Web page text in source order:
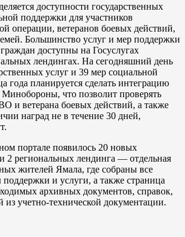
доступности государственных
поддержки для участников
операции, ветеранов боевых действий,
Большинство услуг и мер поддержки
доступны на Госуслугах
лендингах. На сегодняшний день
услуг и 39 мер социальной
года планируется сделать интеграцию
что позволит проверять
и ветерана боевых действий, а также
наград не в течение 30 дней,
портале появилось 20 новых
2 региональных лендинга — отдельная
жителей Ямала, где собраны все
и услуги, а также страница
архивных документов, справок,
из учетно-технической документации.